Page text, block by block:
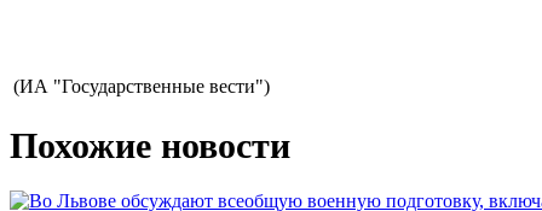
(ИА "Государственные вести")
Похожие новости